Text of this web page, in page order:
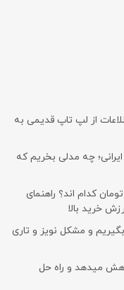
از لپ تاپ قدیمی به
چه مدلی بخریم که
هوشمند زیر ۵ میلیون تومان کدام اند؟ راهنمای
خرید بالا
و مشکل نویز و تاری
میدهد و راه حل